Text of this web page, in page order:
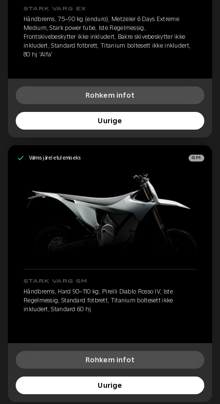
STARK VARG EX
Håndbrems, 75–90 kg (enduro), Metzeler 6 Days Extreme
Medium, Stark power tube, Iste Regelmessig,
Frontskivebeskytter ikke inkludert, Bakre skivebeskytter ikke
inkludert, Standard fotbrett, Titanium boltesett ikke inkludert,
80 hj 'Alfa'
Rohkem infot
Uurige
Valmis järeletulemiseks SM
STARK VARG SM
Håndbrems, Hard 90–110 kg, Pirelli Diablo Rosso IV, Iste
Regelmessig, Standard fotbrett, Titanium boltesett ikke
inkludert, Standard 60 hj
Rohkem infot
Uurige